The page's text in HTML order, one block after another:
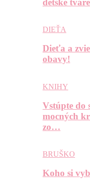
detské tváre
DIEŤA
Dieťa a
obavy!
KNIHY
Vstúpte do
mocných
zo…
BRUŠKO
Koho si